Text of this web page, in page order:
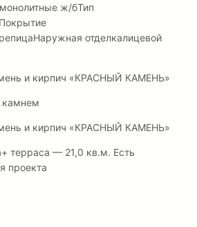
ж/бТип
отделкалицевой
и кирпич «КРАСНЫЙ КАМЕНЬ»
камнем
и кирпич «КРАСНЫЙ КАМЕНЬ»
терраса — 21,0 кв.м. Есть
проекта